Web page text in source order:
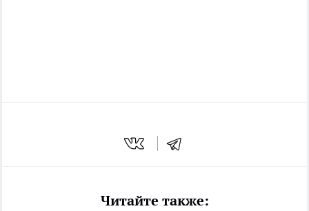
Читайте также: